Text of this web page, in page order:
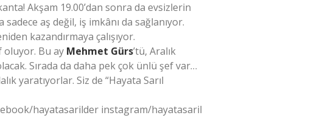
Akşam 19.00’dan sonra da evsizlerin
aş değil, iş imkânı da sağlanıyor.
kazandırmaya çalışıyor.
oluyor. Bu ay Mehmet Gürs’tü, Aralık
Sırada da daha pek çok ünlü şef var…
yaratıyorlar. Siz de “Hayata Sarıl
hayatasarilder instagram/hayatasaril